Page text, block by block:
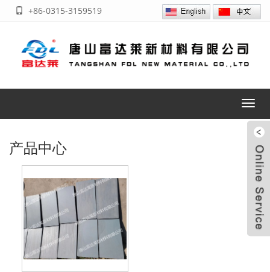
+86-0315-3159519
产品中心